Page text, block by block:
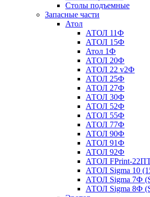
Столы подъемные
Запасные части
Атол
АТОЛ 11Ф
АТОЛ 15Ф
Атол 1Ф
АТОЛ 20Ф
АТОЛ 22 v2Ф
АТОЛ 25Ф
АТОЛ 27Ф
АТОЛ 30Ф
АТОЛ 52Ф
АТОЛ 55Ф
АТОЛ 77Ф
АТОЛ 90Ф
АТОЛ 91Ф
АТОЛ 92Ф
АТОЛ FPrint-
АТОЛ Sigma 10
АТОЛ Sigma 7Ф
АТОЛ Sigma 8Ф